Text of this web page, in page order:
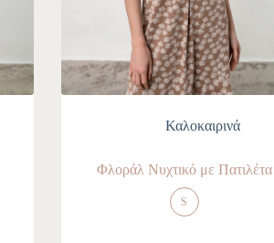
Καλοκαιρινά
Φλοράλ Νυχτικό με Πατιλέτα
S